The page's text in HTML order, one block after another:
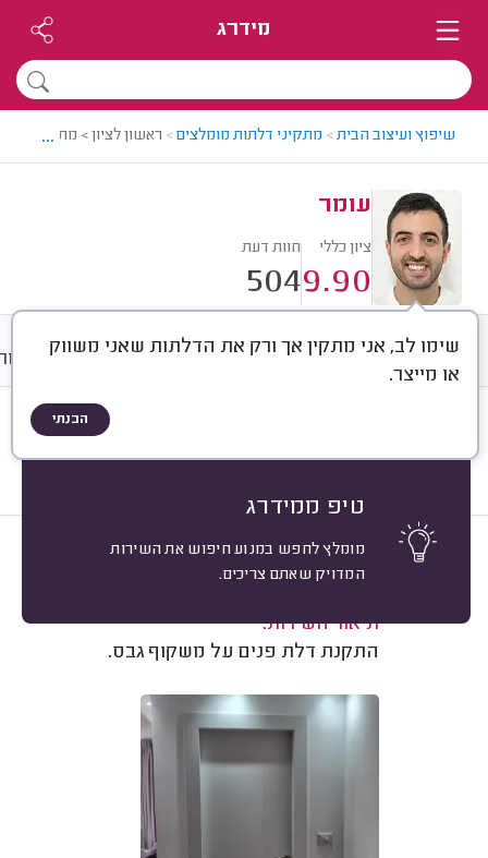
מידרג
שיפוץ ועיצוב הבית> מתקיני דלתות מומלצים> ראשון לציון > מתקין
...
עומר
ציון כללי
9.90
חוות דעת
504
שימו לב, אני מתקין אך ורק את הדלתות שאני משווק
או מייצר.
הבנתי
טיפ ממידרג
מומלץ לחפש במנוע חיפוש את השירות
המדויק שאתם צריכים.
חוות דעת ממוצע גלריה
‫עמית ש. אשדוד.
משוב: 12/05/2026
תיאור השירות:
התקנת דלת פנים על משקוף גבס.
10